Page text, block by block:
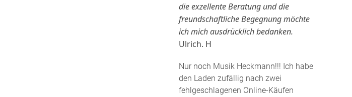
die exzellente Beratung und die
freundschaftliche Begegnung möchte
ich mich ausdrücklich bedanken.
Ulrich. H
Nur noch Musik Heckmann!!! Ich habe
den Laden zufällig nach zwei
fehlgeschlagenen Online-Käufen